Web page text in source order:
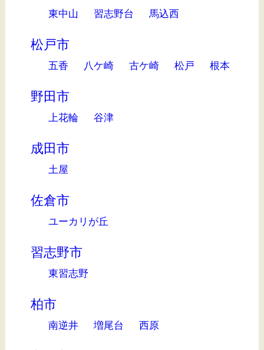
東中山
習志野台 馬込西
松戸市
五香 八ケ崎 古ケ崎 松戸 根本
野田市
上花輪 谷津
成田市
土屋
佐倉市
ユーカリが丘
習志野市
東習志野
柏市
南逆井 増尾台 西原